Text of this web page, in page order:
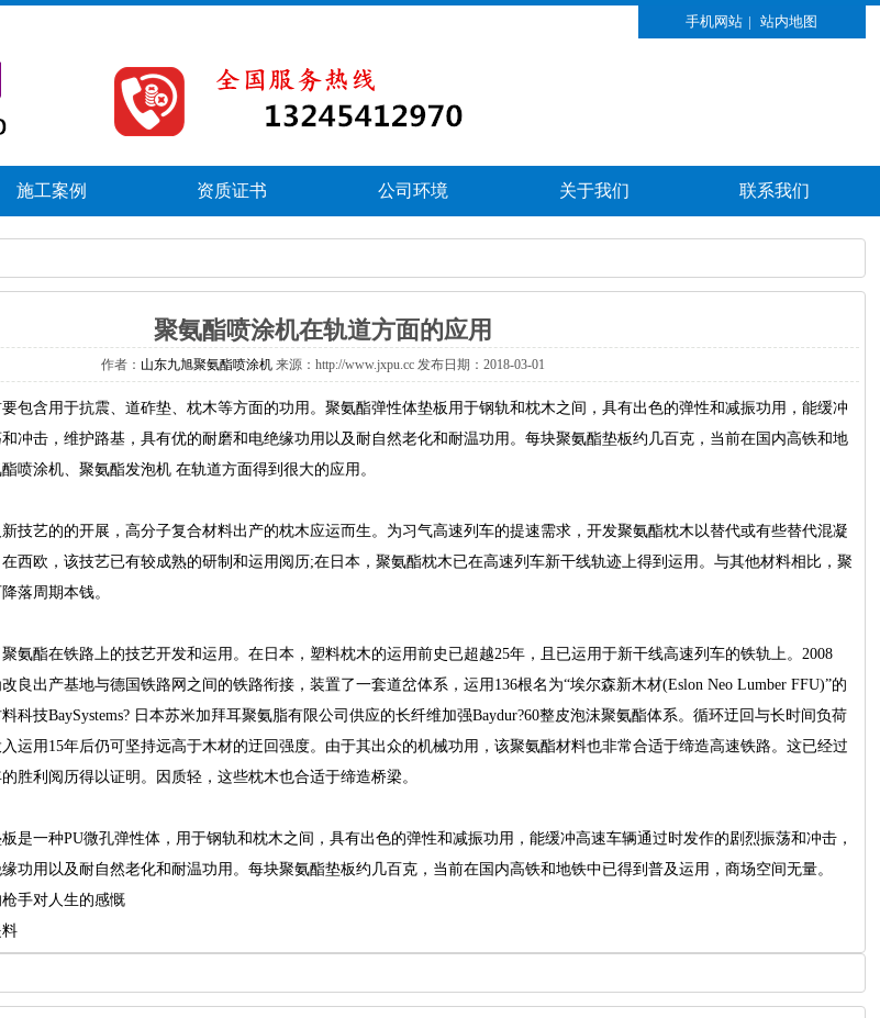
手机网站 | 站内地图
施工案例 资质证书 公司环境 关于我们 联系我们
聚氨酯喷涂机在轨道方面的应用
作者： 山东九旭聚氨酯喷涂机来源：http://www.jxpu.cc发布日期：2018-03-01
含用于抗震、道砟垫、枕木等方面的功用。聚氨酯弹性体垫板用于钢轨和枕木之间，具有出色的弹性和减振功用，能缓冲
冲击，维护路基，具有优的耐磨和电绝缘功用以及耐自然老化和耐温功用。每块聚氨酯垫板约几百克，当前在国内高铁和地
喷涂机、 聚氨酯发泡机在轨道方面得到很大的应用。
艺的的开展，高分子复合材料出产的枕木应运而生。为习气高速列车的提速需求，开发聚氨酯枕木以替代或有些替代混凝
西欧，该技艺已有较成熟的研制和运用阅历;在日本，聚氨酯枕木已在高速列车新干线轨迹上得到运用。与其他材料相比，聚
落周期本钱。
酯在铁路上的技艺开发和运用。在日本，塑料枕木的运用前史已超越25年，且已运用于新干线高速列车的铁轨上。2008
良出产基地与德国铁路网之间的铁路衔接，装置了一套道岔体系，运用136根名为“埃尔森新木材(EslonNeoLumberFFU)”的
科技BaySystems?日本苏米加拜耳聚氨脂有限公司供应的长纤维加强Baydur?60整皮泡沫聚氨酯体系。循环迂回与长时间负荷
运用15年后仍可坚持远高于木材的迂回强度。由于其出众的机械功用，该聚氨酯材料也非常合适于缔造高速铁路。这已经过
胜利阅历得以证明。因质轻，这些枕木也合适于缔造桥梁。
一种PU微孔弹性体，用于钢轨和枕木之间，具有出色的弹性和减振功用，能缓冲高速车辆通过时发作的剧烈振荡和冲击，
功用以及耐自然老化和耐温功用。每块聚氨酯垫板约几百克，当前在国内高铁和地铁中已得到普及运用，商场空间无量。
手对人生的感慨